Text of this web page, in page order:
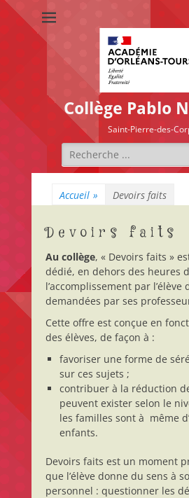
Collège Pablo
Saint-Pierre-des-
Rechercher :
Accueil » Devoirs faits
Devoirs faits
Au collège, « Devoirs faits »
dédié, en dehors des heures
l’accomplissement par l’élève
demandées par ses
Cette offre est conçue en
des élèves, de façon à :
favoriser une forme de
sur ces sujets ;
contribuer à la réduction
peuvent exister selon le
les familles sont à même
enfants.
Devoirs faits est un moment
que l’élève donne du sens à
personnel : questionner les